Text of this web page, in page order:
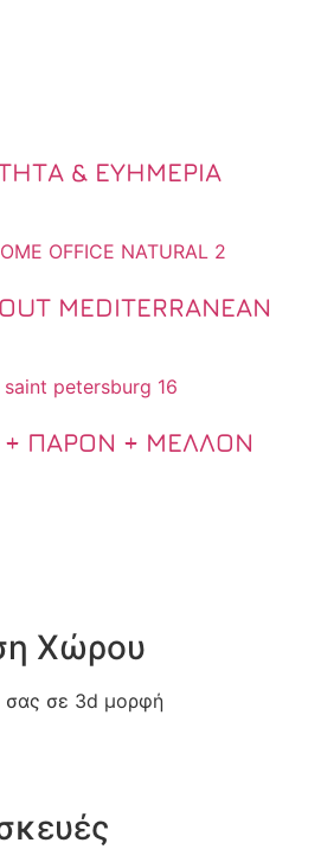
& ΕΥΗΜΕΡΊΑ
MEDITERRANEAN
ΠΑΡΌΝ + ΜΈΛΛΟΝ
Χώρου
σας σε 3d μορφή